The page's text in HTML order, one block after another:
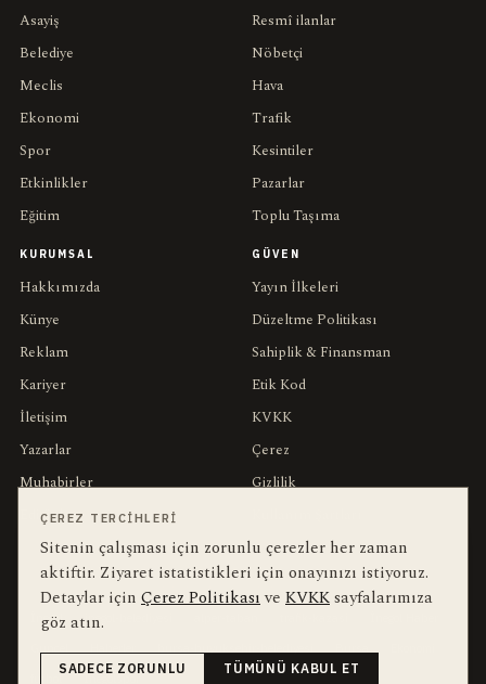
Asayiş
Belediye
Meclis
Ekonomi
Spor
Etkinlikler
Eğitim
Resmî ilanlar
Nöbetçi
Hava
Trafik
Kesintiler
Pazarlar
Toplu Taşıma
KURUMSAL
Hakkımızda
Künye
Reklam
Kariyer
İletişim
Yazarlar
Muhabirler
Editörler
GÜVEN
Yayın İlkeleri
Düzeltme Politikası
Sahiplik & Finansman
Etik Kod
KVKK
Çerez
Gizlilik
YEREL ARANANLARbu hafta en çok aranan
İnegöl inegol-belediyesi
futbol
İnegölspor
ÇEREZ TERCIHLERI
Sitenin çalışması için zorunlu çerezler her zaman
aktiftir. Ziyaret istatistikleri için onayınızı istiyoruz.
Detaylar için Çerez Politikasıve KVKKsayfalarımıza
göz atın.
SADECE ZORUNLU TÜMÜNÜ KABUL ET